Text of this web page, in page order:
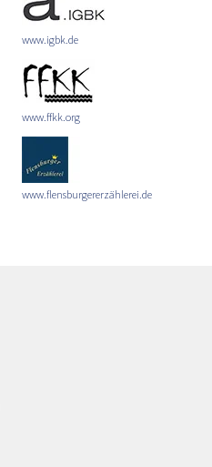
www.igbk.de
www.ffkk.org
www.flensburgererzählerei.de